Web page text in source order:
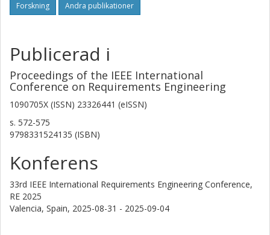
Forskning Andra publikationer
Publicerad i
Proceedings of the IEEE International
Conference on Requirements Engineering
1090705X (ISSN) 23326441 (eISSN)
s. 572-575
9798331524135 (ISBN)
Konferens
33rd IEEE International Requirements Engineering Conference,
RE 2025
Valencia, Spain, 2025-08-31 - 2025-09-04